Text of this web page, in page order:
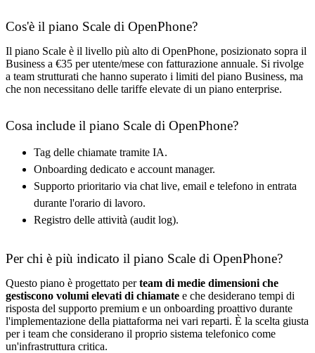
Cos'è il piano Scale di OpenPhone?
Il piano Scale è il livello più alto di OpenPhone, posizionato sopra il
Business a €35 per utente/mese con fatturazione annuale. Si rivolge
a team strutturati che hanno superato i limiti del piano Business, ma
che non necessitano delle tariffe elevate di un piano enterprise.
Cosa include il piano Scale di OpenPhone?
Tag delle chiamate tramite IA.
Onboarding dedicato e account manager.
Supporto prioritario via chat live, email e telefono in entrata
durante l'orario di lavoro.
Registro delle attività (audit log).
Per chi è più indicato il piano Scale di OpenPhone?
Questo piano è progettato perteam di medie dimensioni che
gestiscono volumi elevati di chiamate e che desiderano tempi di
risposta del supporto premium e un onboarding proattivo durante
l'implementazione della piattaforma nei vari reparti. È la scelta giusta
per i team che considerano il proprio sistema telefonico come
un'infrastruttura critica.